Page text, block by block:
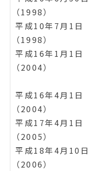
（1998）
平成10年7月1日
（1998）
平成16年1月1日
（2004）
平成16年4月1日
（2004）
平成17年4月1日
（2005）
平成18年4月10日
（2006）